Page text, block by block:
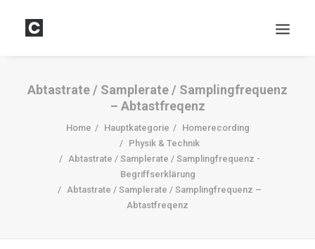
DOWNLOADS
Abtastrate / Samplerate / Samplingfrequenz
– Abtastfreqenz
Home Hauptkategorie
Homerecording
Physik & Technik
Abtastrate / Samplerate / Samplingfrequenz -
Begriffserklärung
Abtastrate / Samplerate / Samplingfrequenz –
Abtastfreqenz